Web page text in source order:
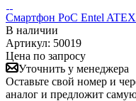
Смартфон PoC Entel
В наличии
Артикул: 50019
Цена по запросу
Уточнить у менеджера
Оставьте свой номер и
аналог и предложит